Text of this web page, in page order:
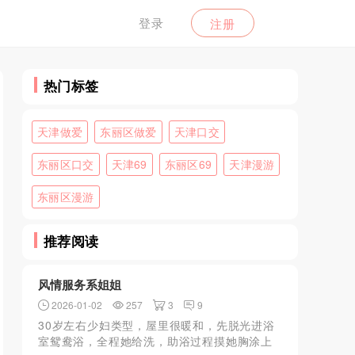
登录 注册
热门标签
天津做爱 东丽区做爱 天津口交
东丽区口交 天津69 东丽区69 天津漫游
东丽区漫游
推荐阅读
风情服务系姐姐
2026-01-02 257 3 9
30岁左右少妇类型，屋里很暖和，先脱光进浴
室鸳鸯浴，全程她给洗，助浴过程摸她胸涂上